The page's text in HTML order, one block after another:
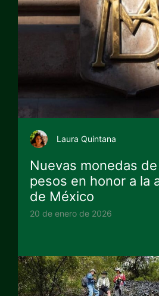
Laura Quintana
Nuevas monedas
pesos en honor a la
de México
20 de enero de 2026